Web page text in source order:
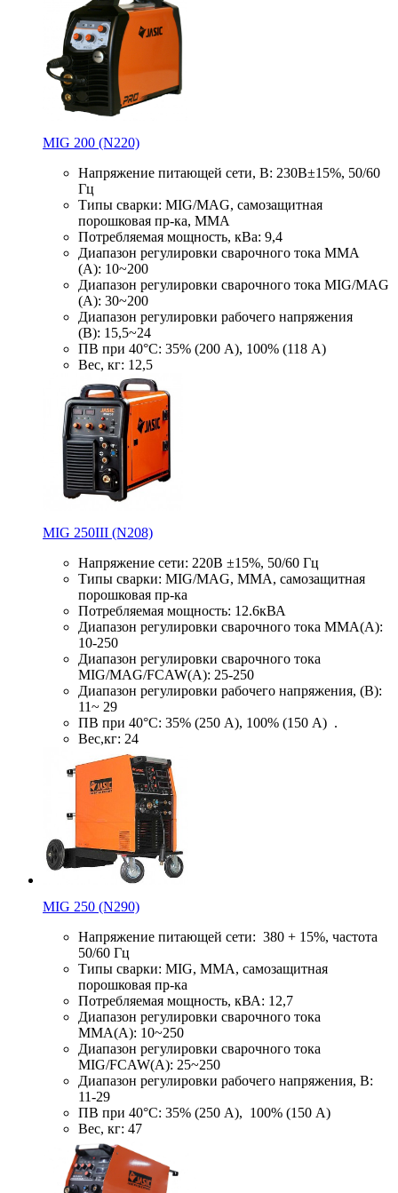
MIG 200 (N220)
Напряжение питающей сети, В: 230В±15%, 50/60
Гц
Типы сварки: MIG/MAG, самозащитная
порошковая пр-ка, MMA
Потребляемая мощность, кВа: 9,4
Диапазон регулировки сварочного тока ММА
(А): 10~200
Диапазон регулировки сварочного тока MIG/MAG
(А): 30~200
Диапазон регулировки рабочего напряжения
(В): 15,5~24
ПВ при 40°С: 35% (200 A), 100% (118 А)
Вес, кг: 12,5
MIG 250III (N208)
Напряжение сети: 220В ±15%, 50/60 Гц
Типы сварки: MIG/MAG, MMA, самозащитная
порошковая пр-ка
Потребляемая мощность: 12.6кВА
Диапазон регулировки сварочного тока MMA(А):
10-250
Диапазон регулировки сварочного тока
MIG/MAG/FCAW(А): 25-250
Диапазон регулировки рабочего напряжения, (В):
11~ 29
ПВ при 40°C: 35% (250 А), 100% (150 А) .
Вес,кг: 24
MIG 250 (N290)
Напряжение питающей сети: 380 + 15%, частота
50/60 Гц
Типы сварки: MIG, MMA, самозащитная
порошковая пр-ка
Потребляемая мощность, кВА: 12,7
Диапазон регулировки сварочного тока
ММА(А): 10~250
Диапазон регулировки сварочного тока
MIG/FCAW(А): 25~250
Диапазон регулировки рабочего напряжения, В:
11-29
ПВ при 40°С: 35% (250 А), 100% (150 А)
Вес, кг: 47